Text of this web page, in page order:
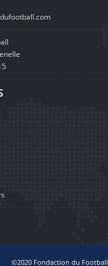
©2020 Fondaction du Football